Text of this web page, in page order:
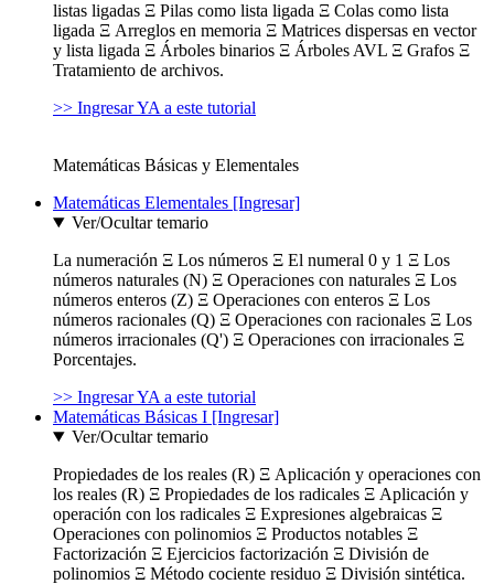
listas ligadas Ξ Pilas como lista ligada Ξ Colas como lista
ligada Ξ Arreglos en memoria Ξ Matrices dispersas en vector
y lista ligada Ξ Árboles binarios Ξ Árboles AVL Ξ Grafos Ξ
Tratamiento de archivos.
>> Ingresar YA a este tutorial
Matemáticas Básicas y Elementales
Matemáticas Elementales [Ingresar]
Ver/Ocultar temario
La numeración Ξ Los números Ξ El numeral 0 y 1 Ξ Los
números naturales (N) Ξ Operaciones con naturales Ξ Los
números enteros (Z) Ξ Operaciones con enteros Ξ Los
números racionales (Q) Ξ Operaciones con racionales Ξ Los
números irracionales (Q') Ξ Operaciones con irracionales Ξ
Porcentajes.
>> Ingresar YA a este tutorial
Matemáticas Básicas I [Ingresar]
Ver/Ocultar temario
Propiedades de los reales (R) Ξ Aplicación y operaciones con
los reales (R) Ξ Propiedades de los radicales Ξ Aplicación y
operación con los radicales Ξ Expresiones algebraicas Ξ
Operaciones con polinomios Ξ Productos notables Ξ
Factorización Ξ Ejercicios factorización Ξ División de
polinomios Ξ Método cociente residuo Ξ División sintética.